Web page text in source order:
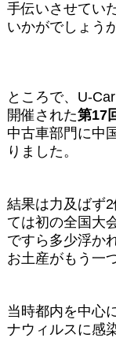
手伝いさせてい
いかがでしょう
ところで、U-
開催された第17
中古車部門に中
りました。
結果は力及ばず
ては初の全国大
ですら多少浮か
お土産がもう一
当時都内を中心
ナウィルスに感